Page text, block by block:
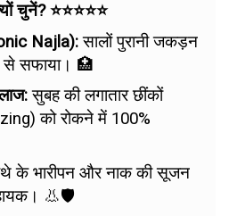
चुनें? ⭐⭐⭐⭐⭐
Najla):सालों पुरानी जकड़न
सफाया। 🏥
सुबह की लगातार छींकों
को रोकने में 100%
के भारीपन और नाक की सूजन
👃🛡️